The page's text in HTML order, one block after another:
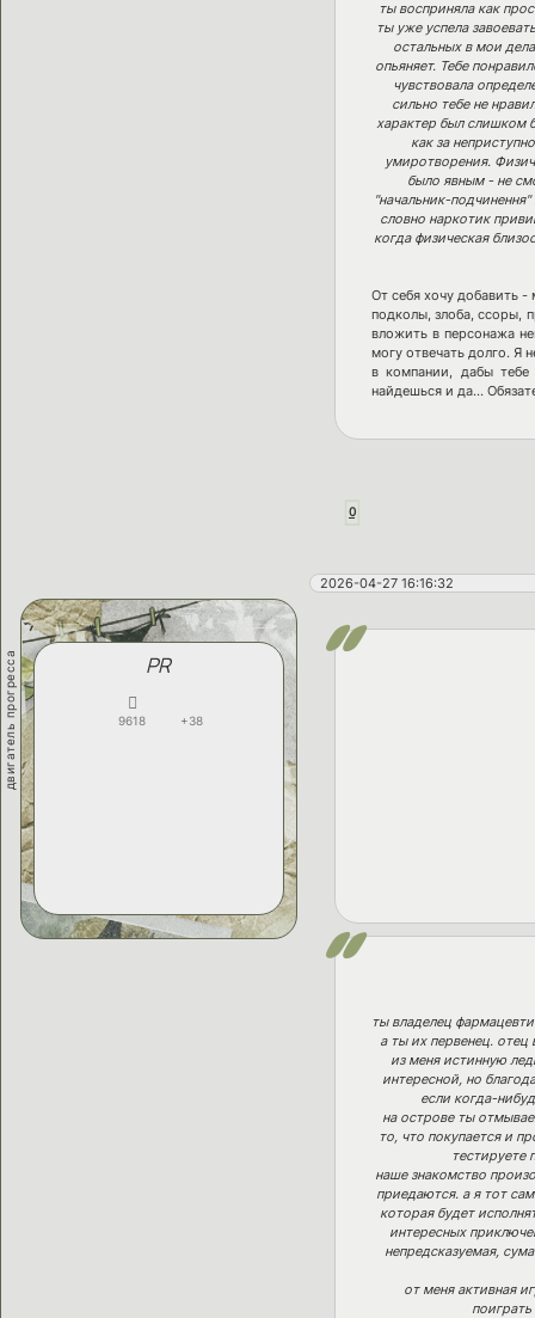
ты восприняла как
ты уже успела
остальных в мои
опьяняет. Тебе
чувствовала
сильно тебе не
характер был слишком
как за
умиротворения.
было явным - не
"начальник-
словно наркотик
когда физическая
От себя хочу добавить
подколы, злоба, ссоры,
вложить в персонажа
могу отвечать долго. Я
в компании, дабы
найдешься и да...
0
2026-04-27 16:16:32
двигатель прогресса PR
9618 +38
ты владелец
а ты их первенец.
из меня истинную
интересной, но
если когда-
на острове ты
то, что покупается и
тестируете
наше знакомство
приедаются. а я тот
которая будет
интересных
непредсказуемая,
от меня активная